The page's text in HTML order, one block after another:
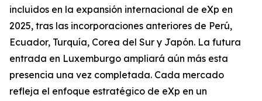
incluidos en la expansión internacional de eXp en
2025, tras las incorporaciones anteriores de Perú,
Ecuador, Turquía, Corea del Sur y Japón. La futura
entrada en Luxemburgo ampliará aún más esta
presencia una vez completada. Cada mercado
refleja el enfoque estratégico de eXp en un